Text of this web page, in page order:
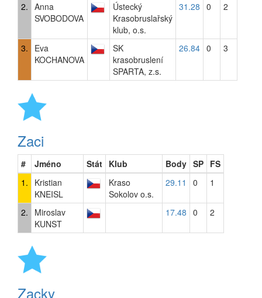
2. Anna
SVOBODOVA
Ústecký
Krasobruslařský
klub, o.s.
31.28 0 2
3.
Eva
KOCHANOVA
SK
krasobruslení
SPARTA, z.s.
26.84 0 3
Zaci
# Jméno Stát Klub Body SP FS
1.
Kristian
KNEISL
Kraso
Sokolov o.s.
29.11 0 1
2.
Miroslav
KUNST
17.48 0 2
Zacky